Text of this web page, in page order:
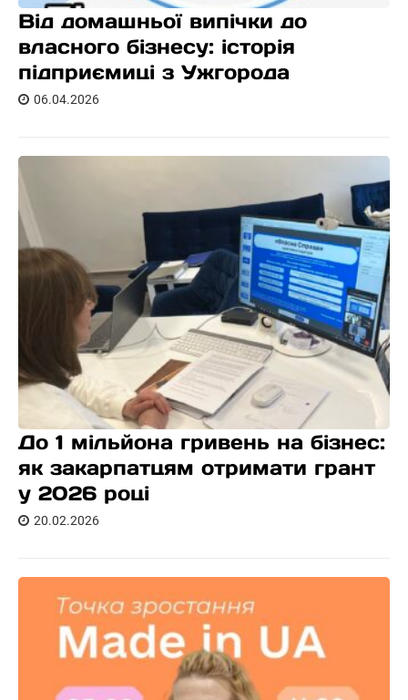
Від домашньої випічки до
власного бізнесу: історія
підприємиці з Ужгорода
06.04.2026
До 1 мільйона гривень на бізнес:
як закарпатцям отримати грант
у 2026 році
20.02.2026